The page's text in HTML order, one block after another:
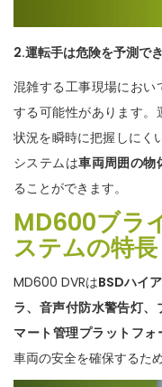
2.運転手は危険を予測で
混雑する工事現場におい
する可能性があります
状況を瞬時に把握しにく
システムは車両周囲の物
ることができます。
MD600ブラ
ステムの特長
MD600 DVRはBSDハイ
ラ、音声付防水警告灯、
マート管理プラットフ
車両の安全を確保するた